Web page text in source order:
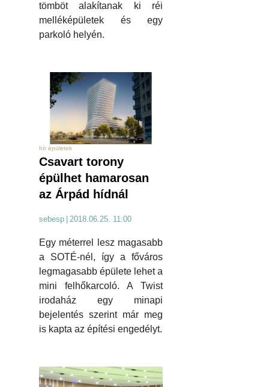
tömböt alakítanak ki réi
melléképületek és egy
parkoló helyén.
hír épületek
Csavart torony
épülhet hamarosan
az Árpád hídnál
sebesp 2018.06.25. 11:00
Egy méterrel lesz magasabb
a SOTÉ-nél, így a főváros
legmagasabb épülete lehet a
mini felhőkarcoló. A Twist
irodaház egy minapi
bejelentés szerint már meg
is kapta az építési engedélyt.